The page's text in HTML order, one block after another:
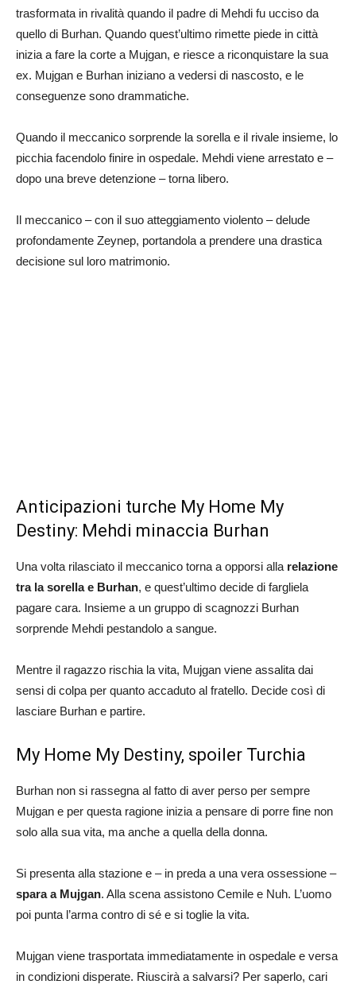
trasformata in rivalità quando il padre di Mehdi fu ucciso da
quello di Burhan. Quando quest’ultimo rimette piede in città
inizia a fare la corte a Mujgan, e riesce a riconquistare la sua
ex. Mujgan e Burhan iniziano a vedersi di nascosto, e le
conseguenze sono drammatiche.
Quando il meccanico sorprende la sorella e il rivale insieme, lo
picchia facendolo finire in ospedale. Mehdi viene arrestato e –
dopo una breve detenzione – torna libero.
Il meccanico – con il suo atteggiamento violento – delude
profondamente Zeynep, portandola a prendere una drastica
decisione sul loro matrimonio.
Anticipazioni turche My Home My
Destiny: Mehdi minaccia Burhan
Una volta rilasciato il meccanico torna a opporsi alla relazione
tra la sorella e Burhan, e quest’ultimo decide di fargliela
pagare cara. Insieme a un gruppo di scagnozzi Burhan
sorprende Mehdi pestandolo a sangue.
Mentre il ragazzo rischia la vita, Mujgan viene assalita dai
sensi di colpa per quanto accaduto al fratello. Decide così di
lasciare Burhan e partire.
My Home My Destiny, spoiler Turchia
Burhan non si rassegna al fatto di aver perso per sempre
Mujgan e per questa ragione inizia a pensare di porre fine non
solo alla sua vita, ma anche a quella della donna.
Si presenta alla stazione e – in preda a una vera ossessione –
spara a Mujgan. Alla scena assistono Cemile e Nuh. L’uomo
poi punta l’arma contro di sé e si toglie la vita.
Mujgan viene trasportata immediatamente in ospedale e versa
in condizioni disperate. Riuscirà a salvarsi? Per saperlo, cari